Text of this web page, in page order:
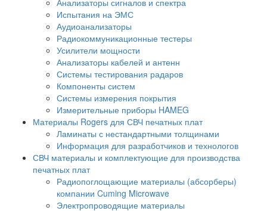
Анализаторы сигналов и спектра
Испытания на ЭМС
Аудиоанализаторы
Радиокоммуникационные тестеры
Усилители мощности
Анализаторы кабелей и антенн
Системы тестирования радаров
Компоненты систем
Системы измерения покрытия
Измерительные приборы HAMEG
Материалы Rogers для СВЧ печатных плат
Ламинаты с нестандартными толщинами
Информация для разработчиков и технологов
СВЧ материалы и комплектующие для производства
печатных плат
Радиопоглощающие материалы (абсорберы)
компании Cuming Microwave
Электропроводящие материалы